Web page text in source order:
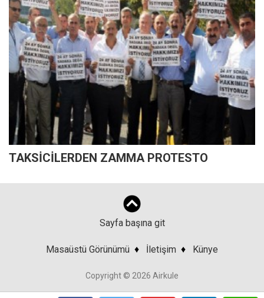
TAKSİCİLERDEN ZAMMA PROTESTO
Sayfa başına git
Masaüstü Görünümü ♦ İletişim ♦ Künye
Copyright © 2026 Airkule